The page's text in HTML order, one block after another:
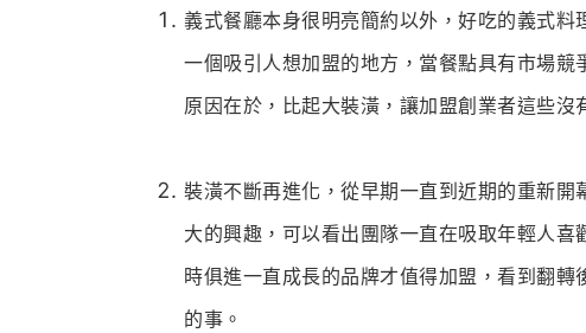
義式餐廳本身很明亮簡約以外，好吃的義式
一個吸引人想加盟的地方，當餐點具有市場
原因在於，比起大裝潢，讓加盟創業者這些沒
裝潢不斷再進化，從早期一直到近期的重新
大的興趣，可以看出團隊一直在吸取年輕人
時俱進一直成長的品牌才值得加盟，看到翻
的事。